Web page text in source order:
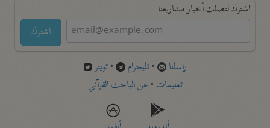
اشترك لتصلك أخبار مشاريعنا
اشترك
راسلنا •تليجرام •تويتر
تعليمات •عن الباحث القرآني